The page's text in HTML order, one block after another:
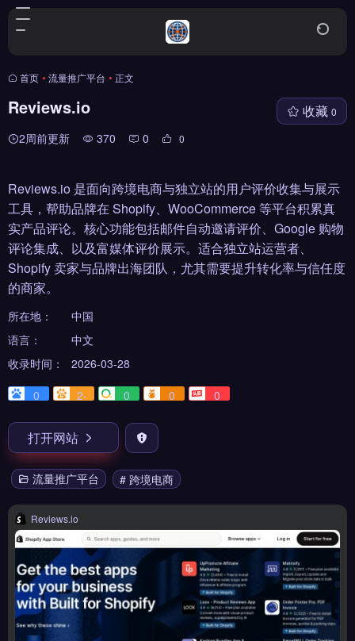
首页 • 流量推广平台 • 正文
Reviews.io
2周前更新 370 0 0
收藏 0
Reviews.io 是面向跨境电商与独立站的用户评价收集与展示
工具，帮助品牌在 Shopify、WooCommerce 等平台积累真
实产品评论。核心功能包括邮件自动邀请评价、Google 购物
评论集成、以及富媒体评价展示。适合独立站运营者、
Shopify 卖家与品牌出海团队，尤其需要提升转化率与信任度
的商家。
所在地：
中国
语言：
中文
收录时间：
2026-03-28
0
2- 0 0 0
打开网站
流量推广平台 # 跨境电商
Reviews.io